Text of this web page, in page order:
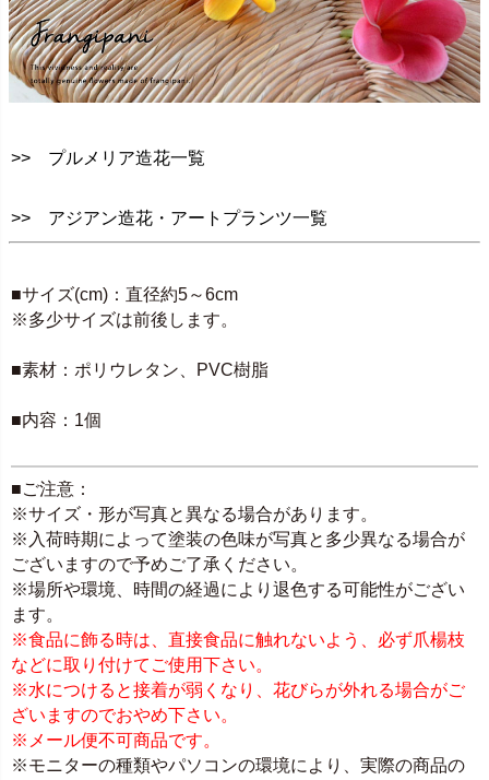
>> プルメリア造花一覧
>> アジアン造花・アートプランツ一覧
■サイズ(cm)：直径約5～6cm
※多少サイズは前後します。
■素材：ポリウレタン、PVC樹脂
■内容：1個
■ご注意：
※サイズ・形が写真と異なる場合があります。
※入荷時期によって塗装の色味が写真と多少異なる場合が
ございますので予めご了承ください。
※場所や環境、時間の経過により退色する可能性がござい
ます。
※食品に飾る時は、直接食品に触れないよう、必ず爪楊枝
などに取り付けてご使用下さい。
※水につけると接着が弱くなり、花びらが外れる場合がご
ざいますのでおやめ下さい。
※メール便不可商品です。
※モニターの種類やパソコンの環境により、実際の商品の